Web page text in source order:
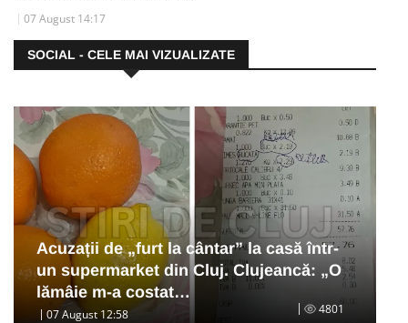
07 August 14:17
SOCIAL - CELE MAI VIZUALIZATE
Acuzații de „furt la cântar” la casă într-
un supermarket din Cluj. Clujeancă: „O
lămâie m-a costat…
07 August 12:58 4801